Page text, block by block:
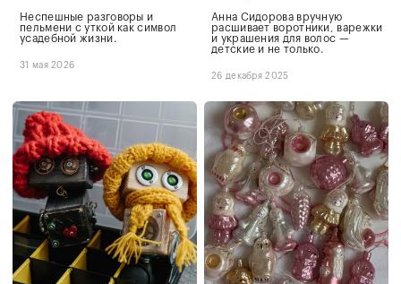
Неспешные разговоры и
пельмени с уткой как символ
усадебной жизни.
31 мая 2026
Анна Сидорова вручную
расшивает воротники, варежки
и украшения для волос —
детские и не только.
26 декабря 2025